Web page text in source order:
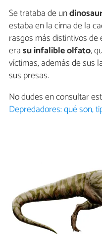
Se trataba de un
estaba en la cima de la
rasgos más distintivos
erasu infalible olfato,
víctimas, además de sus
sus presas.
No dudes en consultar
Depredadores: qué son,